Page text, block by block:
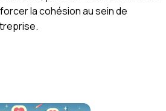
la cohésion au sein de